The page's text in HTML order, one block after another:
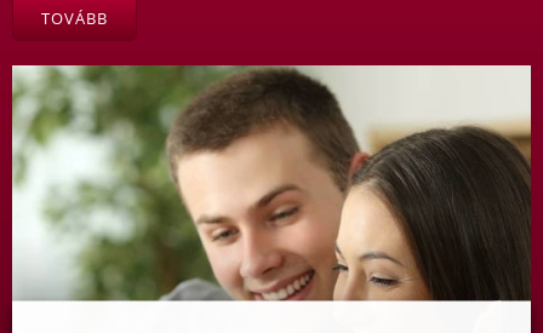
TOVÁBB